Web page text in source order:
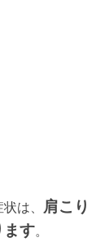
は、 肩こり
ます。